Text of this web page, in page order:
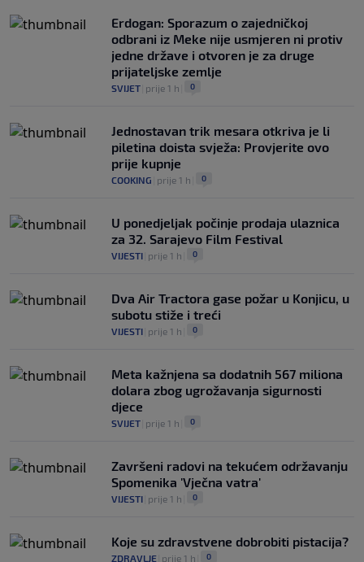
Erdogan: Sporazum o zajedničkoj
odbrani iz Meke nije usmjeren ni protiv
jedne države i otvoren je za druge
prijateljske zemlje
SVIJET prije 1 h 0
Jednostavan trik mesara otkriva je li
piletina doista svježa: Provjerite ovo
prije kupnje
COOKING prije 1 h 0
U ponedjeljak počinje prodaja ulaznica
za 32. Sarajevo Film Festival
VIJESTI prije 1 h 0
Dva Air Tractora gase požar u Konjicu, u
subotu stiže i treći
VIJESTI prije 1 h 0
Meta kažnjena sa dodatnih 567 miliona
dolara zbog ugrožavanja sigurnosti
djece
SVIJET prije 1 h 0
Završeni radovi na tekućem održavanju
Spomenika 'Vječna vatra'
VIJESTI prije 1 h 0
Koje su zdravstvene dobrobiti pistacija?
ZDRAVLJE prije 1 h 0